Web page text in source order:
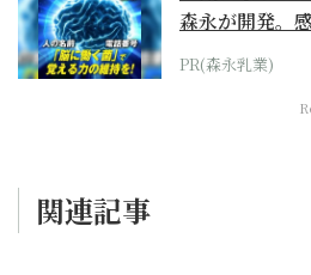
森永が開発。
PR(森永乳業)
関連記事